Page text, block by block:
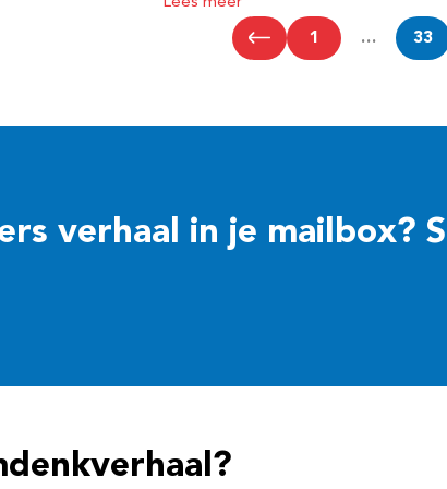
1 … 33
verhaal in je mailbox?